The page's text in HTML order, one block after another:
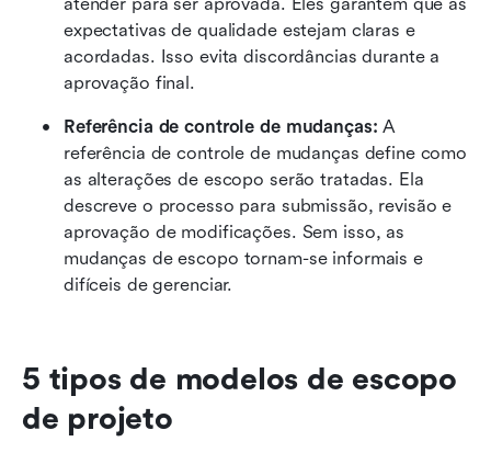
expectativas de qualidade estejam claras e
acordadas. Isso evita discordâncias durante a
aprovação final.
Referência de controle de mudanças: A
referência de controle de mudanças define como
as alterações de escopo serão tratadas. Ela
descreve o processo para submissão, revisão e
aprovação de modificações. Sem isso, as
mudanças de escopo tornam-se informais e
difíceis de gerenciar.
5 tipos de modelos de escopo
de projeto